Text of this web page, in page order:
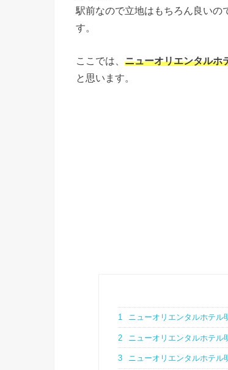
駅前なので立地はもちろん良いの
す。
ここでは、 ニューオリエンタルホ
と思います。
1 ニューオリエンタルホテル
2 ニューオリエンタルホテル
3 ニューオリエンタルホテル